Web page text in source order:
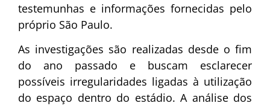
testemunhas e informações fornecidas pelo
próprio São Paulo.
As investigações são realizadas desde o fim
do ano passado e buscam esclarecer
possíveis irregularidades ligadas à utilização
do espaço dentro do estádio. A análise dos